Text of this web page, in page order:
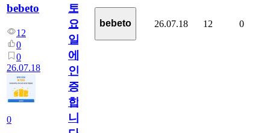
bebeto
12
0
0
26.07.18
0
토
요
일
에
인
증
합
니
bebeto 26.07.18 12 0